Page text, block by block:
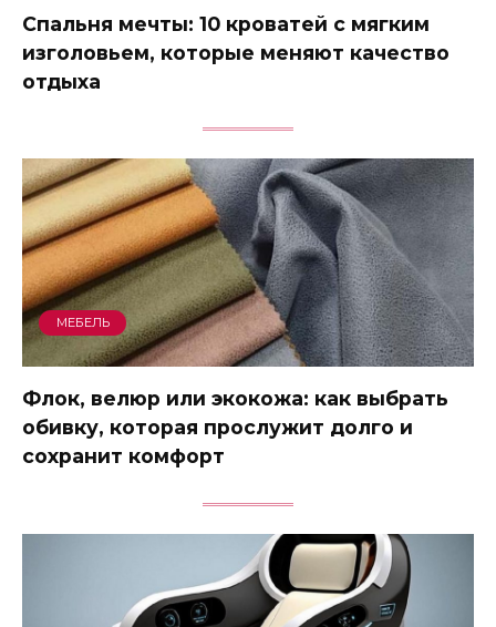
Спальня мечты: 10 кроватей с мягким
изголовьем, которые меняют качество
отдыха
МЕБЕЛЬ
Флок, велюр или экокожа: как выбрать
обивку, которая прослужит долго и
сохранит комфорт